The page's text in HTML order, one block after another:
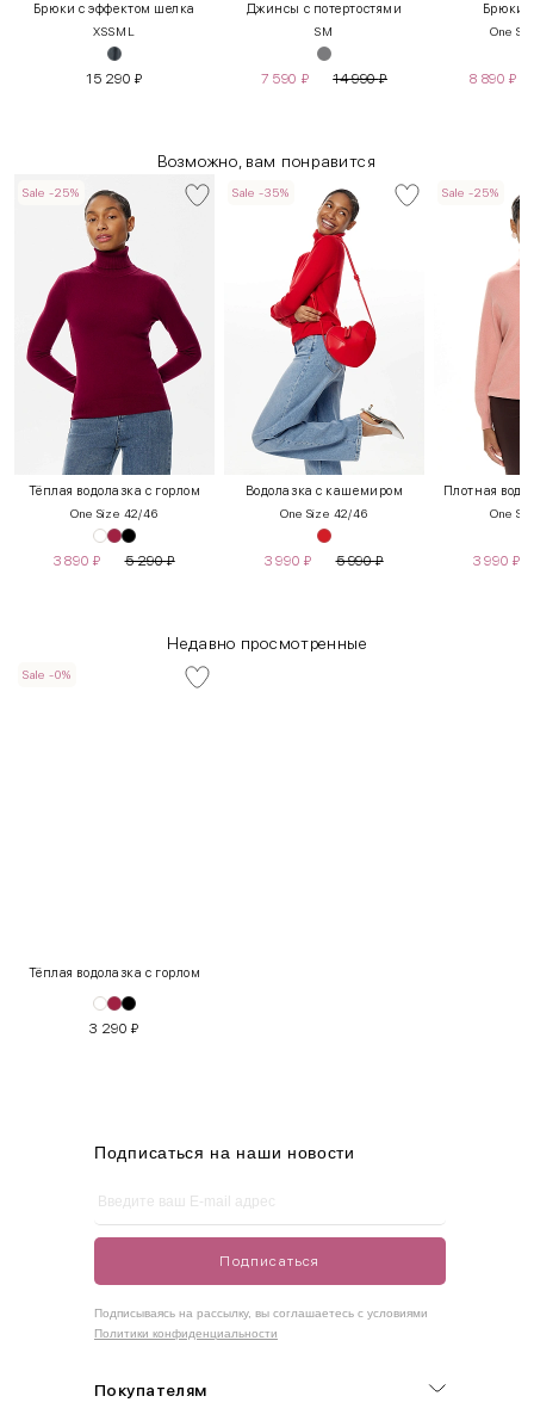
Брюки с эффектом шелка
XSSM L
15 290 ₽
Джинсы с потертостями
SM
7 590 ₽ 14 990₽
Брюки
One
8 890 ₽
Возможно, вам понравится
Sale -25%
Тёплая водолазка с горлом
One Size 42/46
3 890 ₽ 5 290₽
Sale -35%
Водолазка с кашемиром
One Size 42/46
3 990 ₽ 5 990₽
Sale -25%
Плотная
One
3 990 ₽
Недавно просмотренные
Sale -0%
Тёплая водолазка с горлом
3 290 ₽
42-50
Как правильно себя обмерить
Измеряется по самым выступающим точкам.
Покупателям
Подписаться на наши новости
Подписаться
Подписываясь на рассылку, вы соглашаетесь с условиями
Политики конфиденциальности